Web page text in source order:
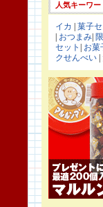
人気キーワー
イカ 菓子セ
おつまみ
セット
お菓
クせんべい